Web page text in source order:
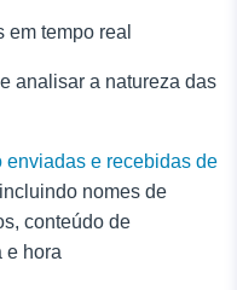
em tempo real
analisar a natureza das
e recebidas de
nomes de
conteúdo de
e hora